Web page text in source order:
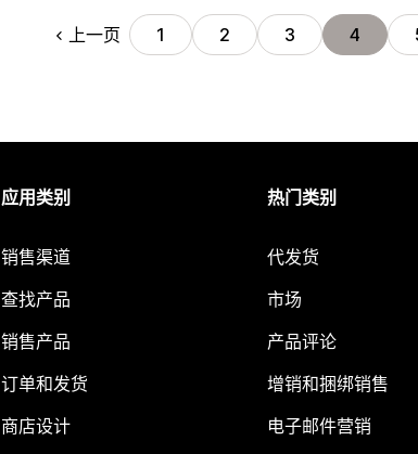
上一页 1 2 3 4
应用类别
销售渠道
查找产品
销售产品
订单和发货
商店设计
热门类别
代发货
市场
产品评论
增销和捆绑销售
电子邮件营销